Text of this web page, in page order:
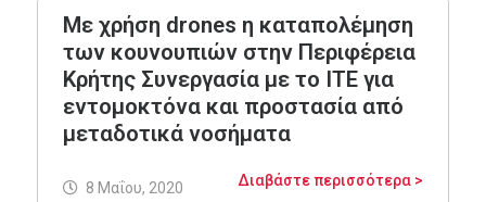
Με χρήση drones η καταπολέμηση
των κουνουπιών στην Περιφέρεια
Κρήτης Συνεργασία με το ΙΤΕ για
εντομοκτόνα και προστασία από
μεταδοτικά νοσήματα
Διαβάστε περισσότερα >
8 Μαΐου, 2020